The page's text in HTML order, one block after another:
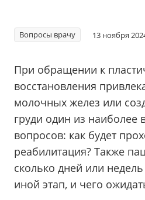
Вопросы врачу 13 ноября
При обращении к
восстановления
молочных желез или
груди один из наиболее
вопросов: как будет
реабилитация? Также
сколько дней или
иной этап, и чего